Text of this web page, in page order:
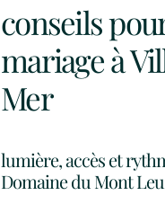
conseils
mariage à
Mer
lumière, accès et
Domaine du Mont